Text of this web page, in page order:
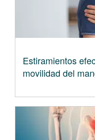
Estiramientos
movilidad del